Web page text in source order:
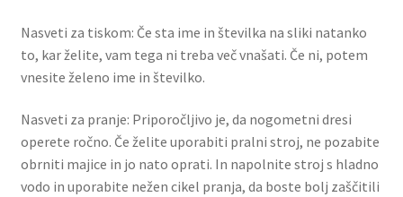
Nasveti za tiskom: Če sta ime in številka na sliki natanko
to, kar želite, vam tega ni treba več vnašati. Če ni, potem
vnesite želeno ime in številko.
Nasveti za pranje: Priporočljivo je, da nogometni dresi
operete ročno. Če želite uporabiti pralni stroj, ne pozabite
obrniti majice in jo nato oprati. In napolnite stroj s hladno
vodo in uporabite nežen cikel pranja, da boste bolj zaščitili